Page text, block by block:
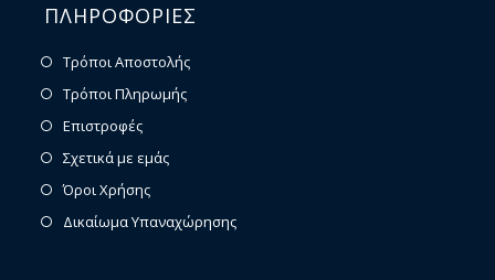
ΠΛΗΡΟΦΟΡΙΕΣ
Τρόποι Αποστολής
Τρόποι Πληρωμής
Επιστροφές
Σχετικά με εμάς
Όροι Χρήσης
Δικαίωμα Υπαναχώρησης